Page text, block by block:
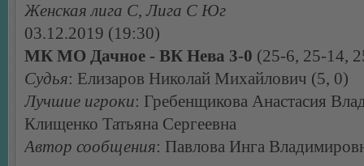
Женская лига С, Лига С Юг
03.12.2019 (19:30)
МК МО Дачное - ВК Нева 3-0 (25-6, 25-14,
Судья: Елизаров Николай Михайлович (5, 0)
Лучшие игроки: Гребенщикова Анастасия
Клищенко Татьяна Сергеевна
Автор сообщения: Павлова Инга